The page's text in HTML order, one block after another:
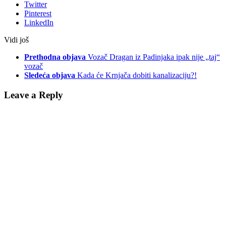
Twitter
Pinterest
LinkedIn
Vidi još
Prethodna objava Vozač Dragan iz Padinjaka ipak nije „taj“
vozač
Sledeća objava Kada će Krnjača dobiti kanalizaciju?!
Leave a Reply